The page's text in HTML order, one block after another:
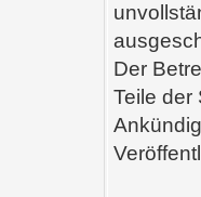
Der
Teile der